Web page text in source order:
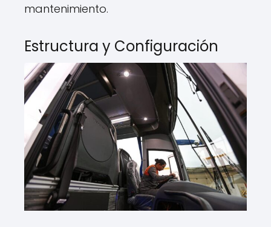
mantenimiento.
Estructura y Configuración